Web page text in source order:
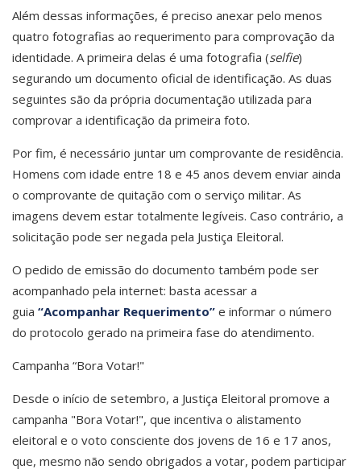
Além dessas informações, é preciso anexar pelo menos
quatro fotografias ao requerimento para comprovação da
identidade. A primeira delas é uma fotografia (selfie)
segurando um documento oficial de identificação. As duas
seguintes são da própria documentação utilizada para
comprovar a identificação da primeira foto.
Por fim, é necessário juntar um comprovante de residência.
Homens com idade entre 18 e 45 anos devem enviar ainda
o comprovante de quitação com o serviço militar. As
imagens devem estar totalmente legíveis. Caso contrário, a
solicitação pode ser negada pela Justiça Eleitoral.
O pedido de emissão do documento também pode ser
acompanhado pela internet: basta acessar a
guia “Acompanhar Requerimento” e informar o número
do protocolo gerado na primeira fase do atendimento.
Campanha “Bora Votar!"
Desde o início de setembro, a Justiça Eleitoral promove a
campanha "Bora Votar!", que incentiva o alistamento
eleitoral e o voto consciente dos jovens de 16 e 17 anos,
que, mesmo não sendo obrigados a votar, podem participar